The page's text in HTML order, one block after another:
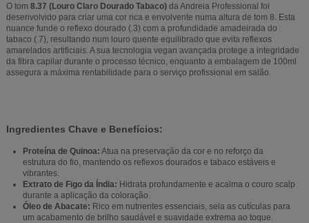
O tom 8.37 (Louro Claro Dourado Tabaco) da Andreia Professional foi
desenvolvido para criar uma cor rica e envolvente numa altura de tom 8. Esta
nuance funde o reflexo dourado (.3) com a profundidade amadeirada do
tabaco (.7), resultando num louro quente equilibrado que evita reflexos
amarelados artificiais. A sua tecnologia vegan avançada protege a integridade
da fibra capilar durante o processo técnico, enquanto a embalagem de 100ml
assegura a máxima rentabilidade para o serviço profissional em salão.
Ingredientes Chave e Benefícios:
Proteína de Quinoa: Atua na preservação da cor e no reforço da
estrutura do fio, mantendo os reflexos dourados e tabaco estáveis e
vibrantes.
Extrato de Figo da Índia: Hidrata profundamente e acalma o couro scalp
durante a aplicação da coloração.
Óleo de Abacate: Rico em nutrientes essenciais, sela as cutículas para
um acabamento de brilho saudável e suavidade extrema ao toque.